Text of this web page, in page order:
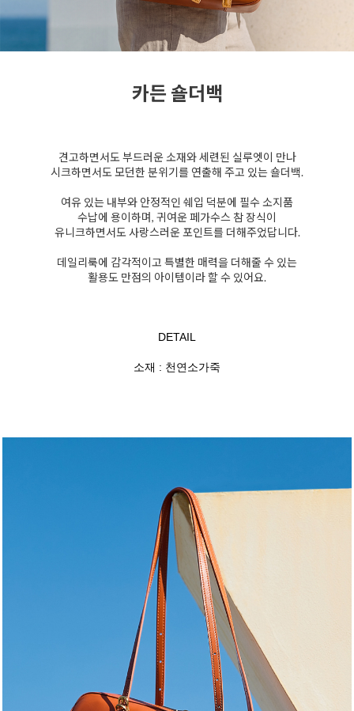
카든 숄더백
견고하면서도 부드러운 소재와 세련된 실루엣이 만나
시크하면서도 모던한 분위기를 연출해 주고 있는 숄더백.
여유 있는 내부와 안정적인 쉐입 덕분에 필수 소지품
수납에 용이하며, 귀여운 페가수스 참 장식이
유니크하면서도 사랑스러운 포인트를 더해주었답니다.
데일리룩에 감각적이고 특별한 매력을 더해줄 수 있는
활용도 만점의 아이템이라 할 수 있어요.
DETAIL
소재 : 천연소가죽